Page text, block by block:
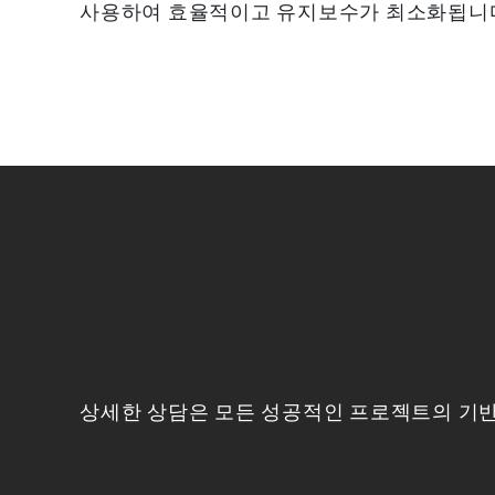
사용하여 효율적이고 유지보수가 최소화됩니
상세한 상담은 모든 성공적인 프로젝트의 기